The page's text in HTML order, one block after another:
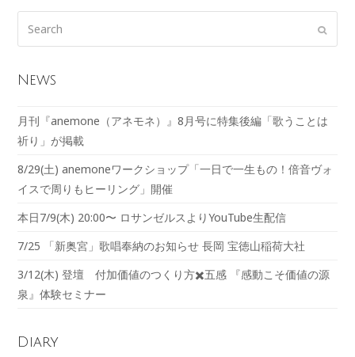
News
月刊『anemone（アネモネ）』8月号に特集後編「歌うことは
祈り」が掲載
8/29(土) anemoneワークショップ「一日で一生もの！倍音ヴォ
イスで周りもヒーリング」開催
本日7/9(木) 20:00〜 ロサンゼルスよりYouTube生配信
7/25 「新奥宮」歌唱奉納のお知らせ 長岡 宝徳山稲荷大社
3/12(木) 登壇 付加価値のつくり方✖️五感 『感動こそ価値の源
泉』体験セミナー
Diary